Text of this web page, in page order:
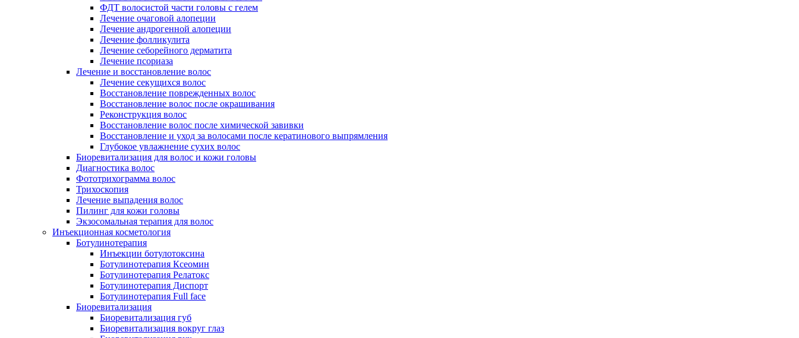
ФДТ волосистой части головы с гелем
Лечение очаговой алопеции
Лечение андрогенной алопеции
Лечение фолликулита
Лечение себорейного дерматита
Лечение псориаза
Лечение и восстановление волос
Лечение секущихся волос
Восстановление поврежденных волос
Восстановление волос после окрашивания
Реконструкция волос
Восстановление волос после химической завивки
Восстановление и уход за волосами после кератинового выпрямления
Глубокое увлажнение сухих волос
Биоревитализация для волос и кожи головы
Диагностика волос
Фототрихограмма волос
Трихоскопия
Лечение выпадения волос
Пилинг для кожи головы
Экзосомальная терапия для волос
Инъекционная косметология
Ботулинотерапия
Инъекции ботулотоксина
Ботулинотерапия Ксеомин
Ботулинотерапия Релатокс
Ботулинотерапия Диспорт
Ботулинотерапия Full face
Биоревитализация
Биоревитализация губ
Биоревитализация вокруг глаз